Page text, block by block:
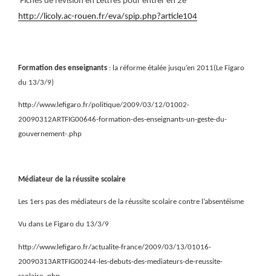
http://licoly.ac-rouen.fr/eva/spip.php?article104
Formation des enseignants : la réforme étalée jusqu’en 2011(Le Figaro
du 13/3/9)
http://www.lefigaro.fr/politique/2009/03/12/01002-
20090312ARTFIG00646-formation-des-enseignants-un-geste-du-
gouvernement-.php
Médiateur de la réussite scolaire
Les 1ers pas des médiateurs de la réussite scolaire contre l’absentéisme
Vu dans Le Figaro du 13/3/9
http://www.lefigaro.fr/actualite-france/2009/03/13/01016-
20090313ARTFIG00244-les-debuts-des-mediateurs-de-reussite-